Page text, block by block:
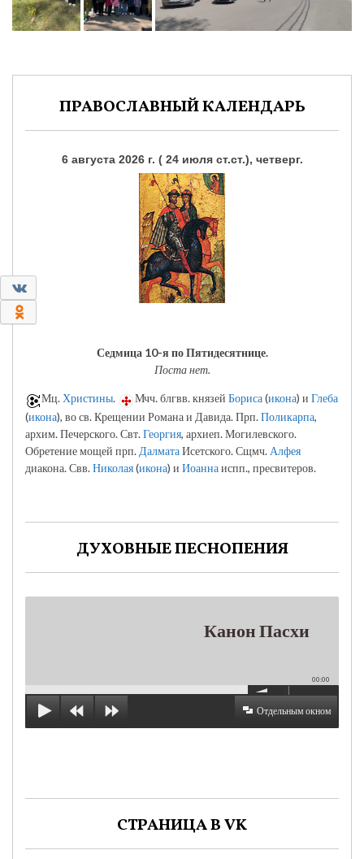
ПРАВОСЛАВНЫЙ КАЛЕНДАРЬ
6 августа 2026 г. ( 24 июля ст.ст.), четверг.
Седмица 10-я по Пятидесятнице.
Поста нет.
Мц. Христины. Мчч. блгвв. князей Бориса(икона) и Глеба
(икона), во св. Крещении Романа и Давида. Прп.Поликарпа,
архим. Печерского. Свт.Георгия, архиеп. Могилевского.
Обретение мощей прп.ДалматаИсетского. Сщмч.Алфея
диакона. Свв.Николая(икона) и Иоаннаиспп., пресвитеров.
ДУХОВНЫЕ ПЕСНОПЕНИЯ
Канон Пасхи
00:00
Отдельным окном
СТРАНИЦА В VK